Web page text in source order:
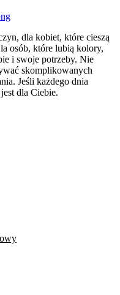
dla kobiet, które cieszą
osób, które lubią kolory,
i swoje potrzeby. Nie
skomplikowanych
Jeśli każdego dnia
dla Ciebie.